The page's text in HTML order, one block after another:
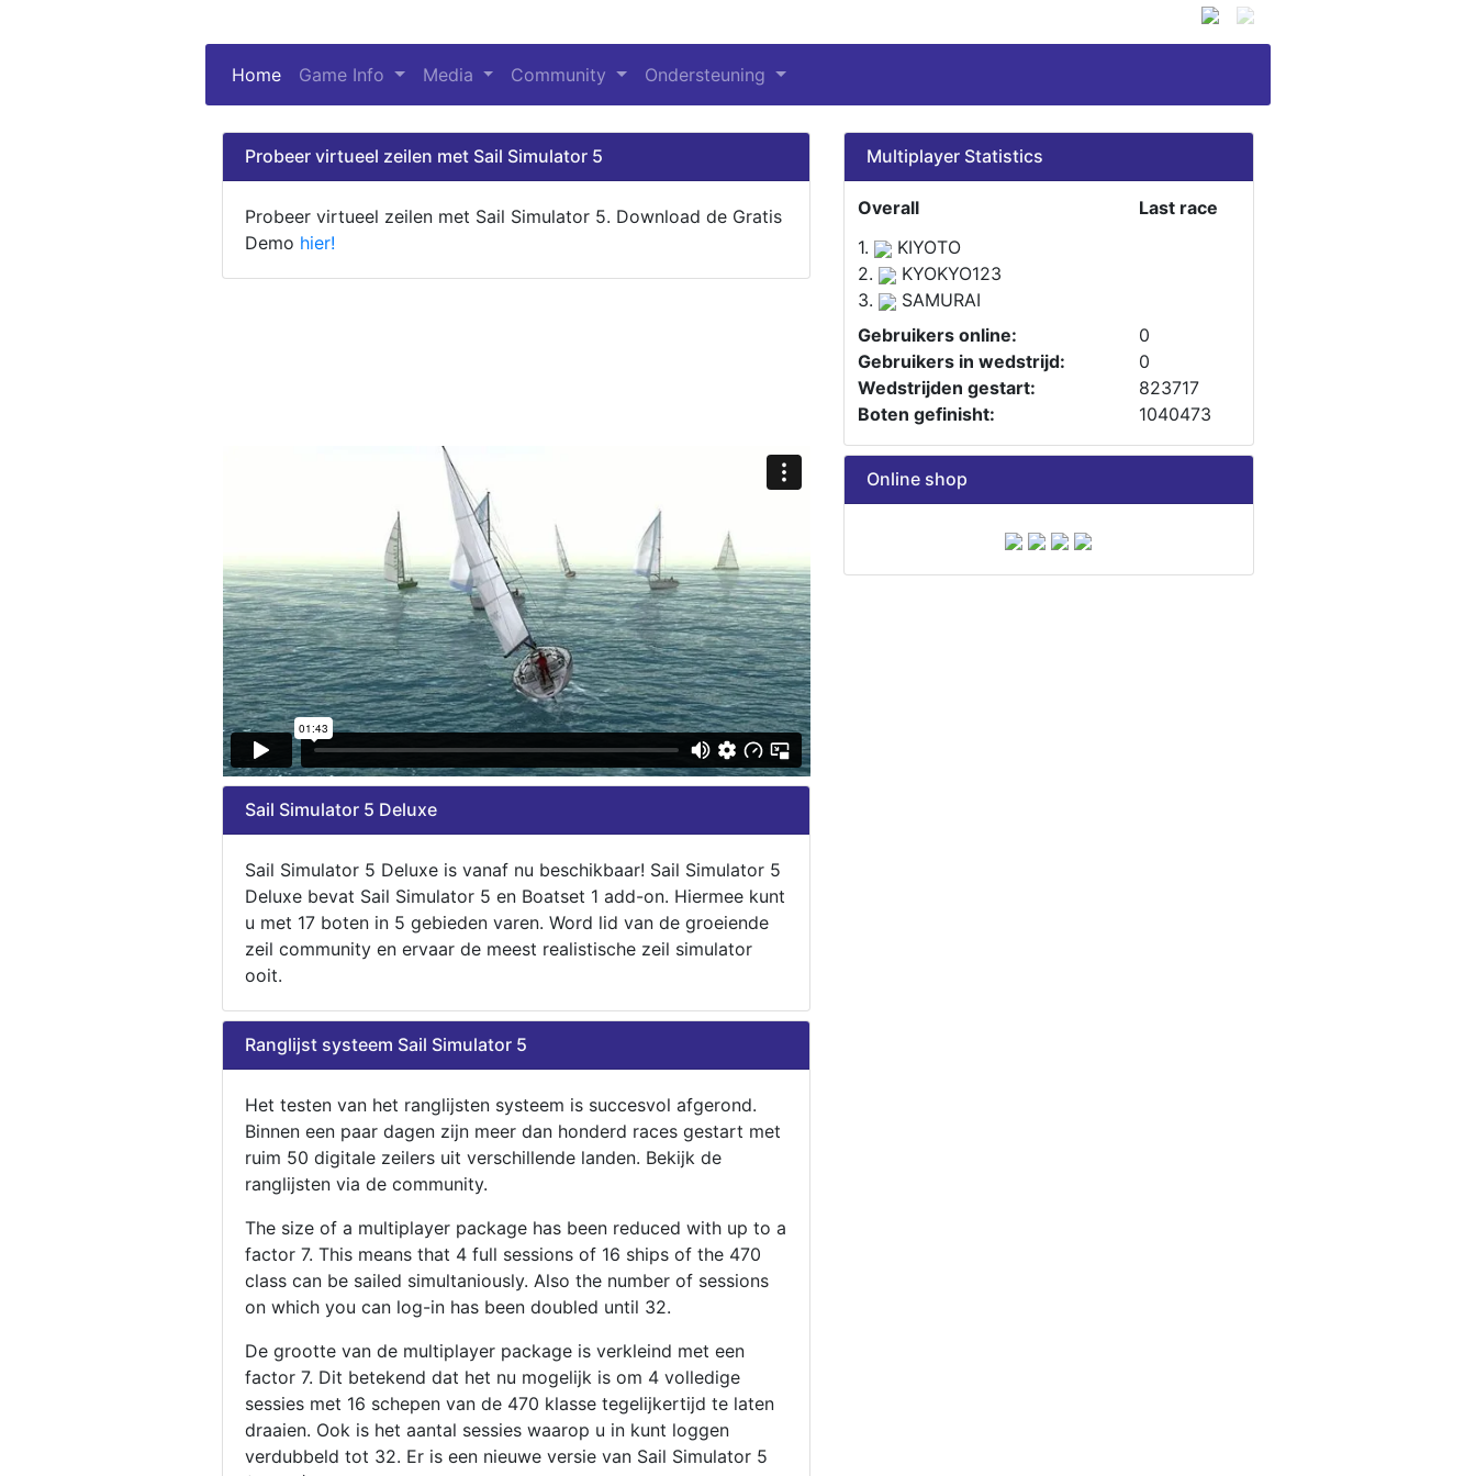
Home (current)
Game Info Media Community Ondersteuning
Probeer virtueel zeilen met Sail Simulator 5
Probeer virtueel zeilen met Sail Simulator 5. Download de Gratis
Demo hier!
Multiplayer Statistics
Overall
Last race
1.
KIYOTO
2.
KYOKYO123
3.
SAMURAI
Gebruikers online:
0
Gebruikers in wedstrijd:
0
Wedstrijden gestart:
823717
Boten gefinisht:
1040473
Sail Simulator 5 Deluxe
Sail Simulator 5 Deluxe is vanaf nu beschikbaar! Sail Simulator 5
Deluxe bevat Sail Simulator 5 en Boatset 1 add-on. Hiermee kunt
u met 17 boten in 5 gebieden varen. Word lid van de groeiende
zeil community en ervaar de meest realistische zeil simulator
ooit.
Ranglijst systeem Sail Simulator 5
Het testen van het ranglijsten systeem is succesvol afgerond.
Binnen een paar dagen zijn meer dan honderd races gestart met
ruim 50 digitale zeilers uit verschillende landen. Bekijk de
ranglijsten via de community.
The size of a multiplayer package has been reduced with up to a
factor 7. This means that 4 full sessions of 16 ships of the 470
class can be sailed simultaniously. Also the number of sessions
on which you can log-in has been doubled until 32.
De grootte van de multiplayer package is verkleind met een
factor 7. Dit betekend dat het nu mogelijk is om 4 volledige
sessies met 16 schepen van de 470 klasse tegelijkertijd te laten
draaien. Ook is het aantal sessies waarop u in kunt loggen
verdubbeld tot 32. Er is een nieuwe versie van Sail Simulator 5
Online shop